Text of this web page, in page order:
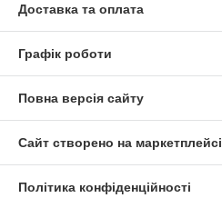
Доставка та оплата
Графік роботи
Повна версія сайту
Сайт створено на маркетплейсі
Політика конфіденційності